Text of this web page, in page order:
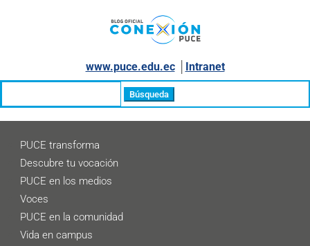
www.puce.edu.ec│ Intranet
PUCE transforma
Descubre tu vocación
PUCE en los medios
Voces
PUCE en la comunidad
Vida en campus